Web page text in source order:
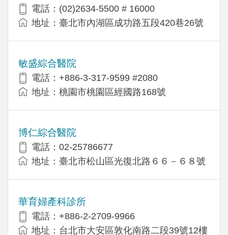
電話：(02)2634-5500 # 16000
地址：臺北市內湖區成功路五段420巷26號
敏盛綜合醫院
電話：+886-3-317-9599 #2080
地址：桃園市桃園區經國路168號
博仁綜合醫院
電話：02-25786677
地址：臺北市松山區光復北路６６－６８號
華育婦產科診所
電話：+886-2-2709-9966
地址：台北市大安區敦化南路二段39號12樓